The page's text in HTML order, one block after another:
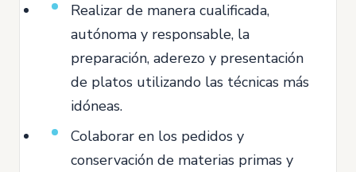
Realizar de manera cualificada,
autónoma y responsable, la
preparación, aderezo y presentación
de platos utilizando las técnicas más
idóneas.
Colaborar en los pedidos y
conservación de materias primas y